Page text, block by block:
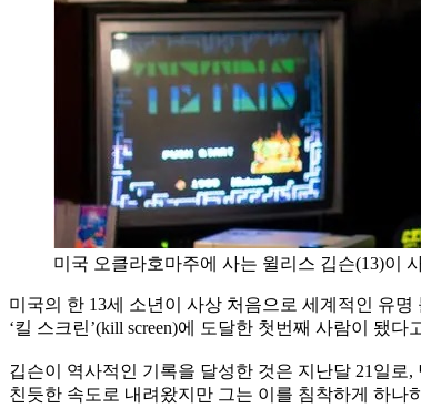
미국 오클라호마주에 사는 윌리스 깁슨(13)이
미국의 한 13세 소년이 사상 처음으로 세계적인 유
‘킬 스크린’(kill screen)에 도달한 첫번째 사람이 됐다
깁슨이 역사적인 기록을 달성한 것은 지난달 21일로
친듯한 속도로 내려왔지만 그는 이를 침착하게 하나